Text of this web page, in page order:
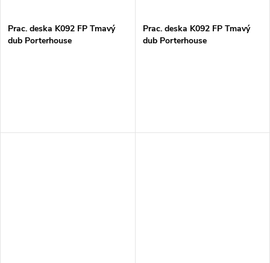
Prac. deska K092 FP Tmavý
dub Porterhouse
Prac. deska K092 FP Tmavý
dub Porterhouse